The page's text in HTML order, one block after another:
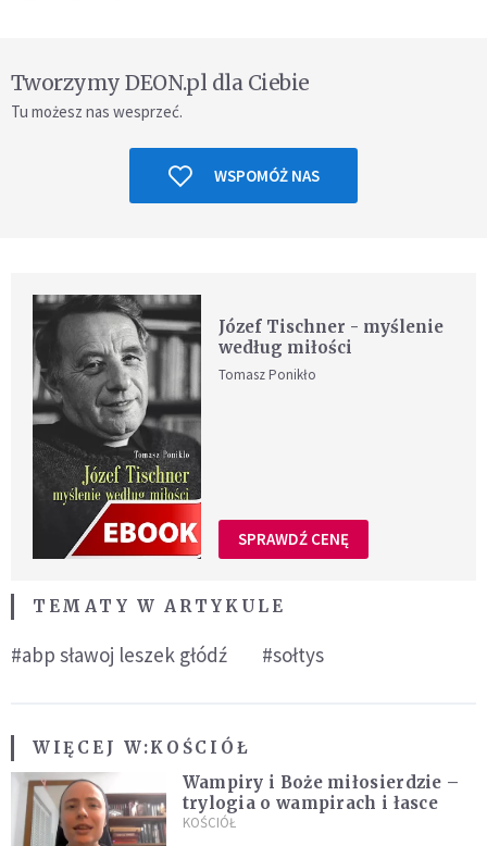
Tworzymy DEON.pl dla Ciebie
Tu możesz nas wesprzeć.
WSPOMÓŻ NAS
Józef Tischner - myślenie
według miłości
Tomasz Ponikło
SPRAWDŹ CENĘ
TEMATY W ARTYKULE
#abp sławoj leszek głódź #sołtys
WIĘCEJ W:KOŚCIÓŁ
Wampiry i Boże miłosierdzie –
trylogia o wampirach i łasce
KOŚCIÓŁ